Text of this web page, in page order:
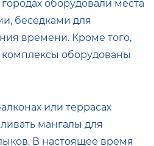
оборудовали места
беседками для
времени. Кроме того,
оборудованы
или террасах
мангалы для
В настоящее время